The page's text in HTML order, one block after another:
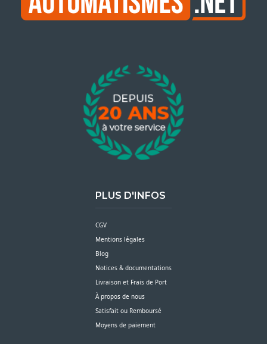
PLUS D'INFOS
CGV
Mentions légales
Blog
Notices & documentations
Livraison et Frais de Port
À propos de nous
Satisfait ou Remboursé
Moyens de paiement